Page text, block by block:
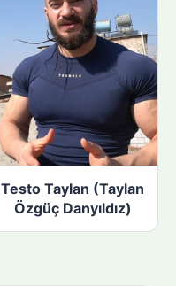
Testo Taylan (Taylan
Özgüç Danyıldız)